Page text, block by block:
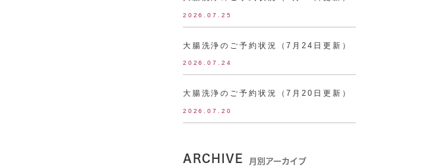
2026.07.25
大腸洗浄のご予約状況（7月24日更新）
2026.07.24
大腸洗浄のご予約状況（7月20日更新）
2026.07.20
ARCHIVE 月別アーカイブ